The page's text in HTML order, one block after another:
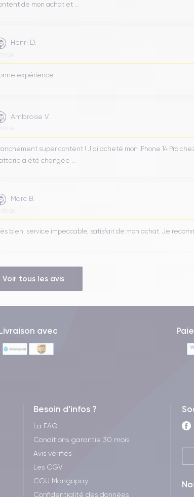
de mon achat et ...
Henri D.
07/26
expérience
Ambroise V.
07/26
super content ! J'ai acheté mon iPhone 14 Pro
a été changée ...
Marc B.
07/26
bien, service impeccable, satisfait de mon achat. Je
Voir tous les avis
avec
Besoin d'infos ?
La FAQ
Conditions garantie 30 mois
Avis vérifiés
Les CGV
CGU Mangopay
Confidentialité des données